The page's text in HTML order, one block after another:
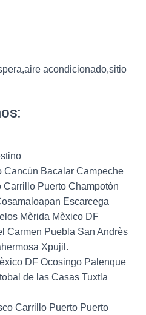
acondicionado,sitio
Cancùn Bacalar Campeche
Puerto Champotòn
Escarcega
Mèrida Mèxico DF
Carmen Puebla San Andrès
Xpujil.
DF Ocosingo Palenque
de las Casas Tuxtla
Carrillo Puerto Puerto